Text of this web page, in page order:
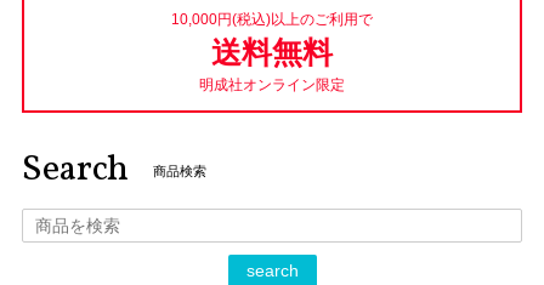
10,000円(税込)以上のご利用で
送料無料
明成社オンライン限定
Search 商品検索
search